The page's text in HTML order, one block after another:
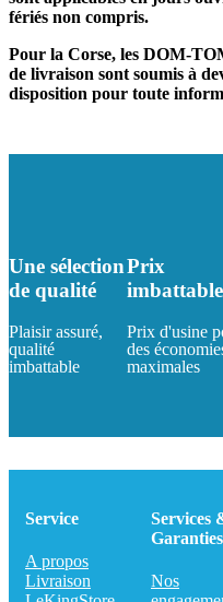
fériés non compris.
Pour la Corse, les DOM-
de livraison sont soumis à
disposition pour toute
Une sélection
de qualité
Plaisir assuré,
qualité
imbattable
Prix
Prix d'usine
des
maximales
Service
A propos
Livraison
Services
Garanties
Nos